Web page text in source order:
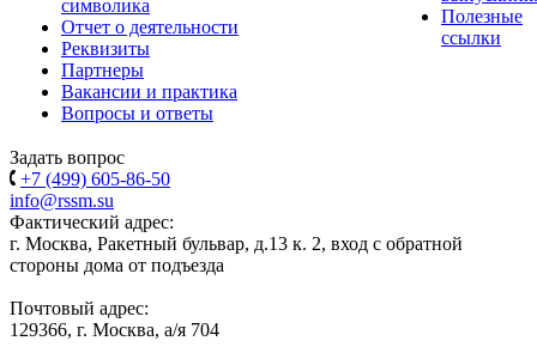
символика
Отчет о деятельности
Реквизиты
Партнеры
Вакансии и практика
Вопросы и ответы
Полезные
ссылки
Задать вопрос
+7 (499) 605-86-50
info@rssm.su
Фактический адрес:
г. Москва, Ракетный бульвар, д.13 к. 2, вход с обратной
стороны дома от подъезда
Почтовый адрес:
129366, г. Москва, а/я 704